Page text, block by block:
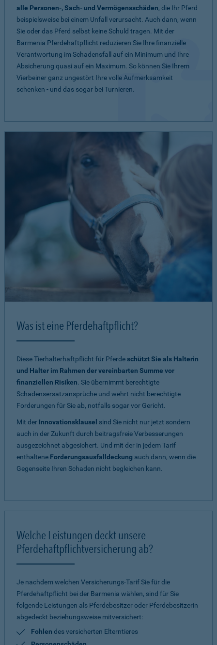
alle Personen-, Sach- und Vermögensschäden, die Ihr Pferd
beispielsweise bei einem Unfall verursacht. Auch dann, wenn
Sie oder das Pferd selbst keine Schuld tragen. Mit der
Barmenia Pferdehaftpflicht reduzieren Sie Ihre finanzielle
Verantwortung im Schadensfall auf ein Minimum und Ihre
Absicherung quasi auf ein Maximum. So können Sie Ihrem
Vierbeiner ganz ungestört Ihre volle Aufmerksamkeit
schenken - und das sogar bei Turnieren.
Was ist eine Pferdehaftpflicht?
Diese Tierhalterhaftpflicht für Pferdeschützt Sie als Halterin
und Halter im Rahmen der vereinbarten Summe vor
finanziellen Risiken. Sie übernimmt berechtigte
Schadensersatzansprüche und wehrt nicht berechtigte
Forderungen für Sie ab, notfalls sogar vor Gericht.
Mit der Innovationsklausel sind Sie nicht nur jetzt sondern
auch in der Zukunft durch beitragsfreie Verbesserungen
ausgezeichnet abgesichert. Und mit der in jedem Tarif
enthaltene Forderungsausfalldeckung auch dann, wenn die
Gegenseite Ihren Schaden nicht begleichen kann.
Welche Leistungen deckt unsere
Pferdehaftpflichtversicherung ab?
Je nachdem welchen Versicherungs-Tarif Sie für die
Pferdehaftpflicht bei der Barmenia wählen, sind für Sie
folgende Leistungen als Pferdebesitzer oder Pferdebesitzerin
abgedeckt beziehungsweise mitversichert:
Fohlen des versicherten Elterntieres